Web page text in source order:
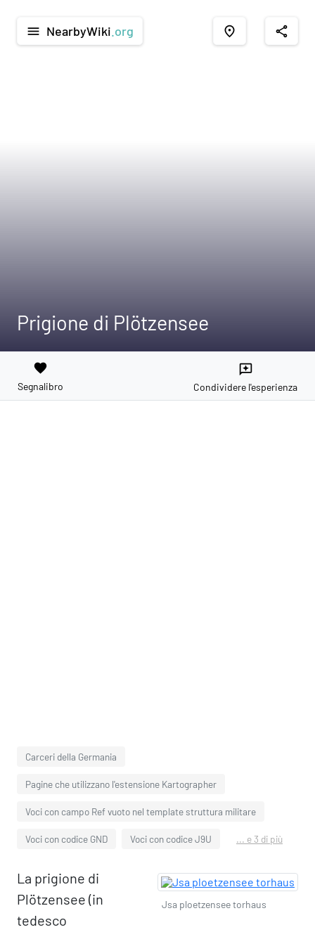
menu NearbyWiki .org place share
Prigione di Plötzensee
favorite
Segnalibro
reviews
Condividere l'esperienza
Carceri della Germania
Pagine che utilizzano l'estensione Kartographer
Voci con campo Ref vuoto nel template struttura militare
Voci con codice GND Voci con codice J9U ... e 3 di più
Jsa ploetzensee torhaus
La prigione di
Plötzensee (in
tedesco